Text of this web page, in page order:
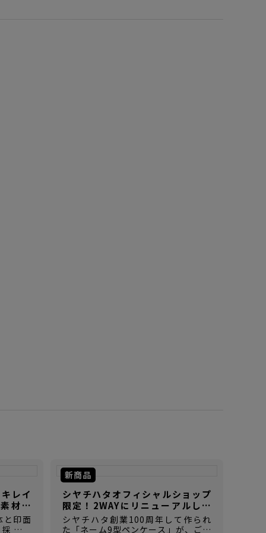
レイ
材の
と印面
用し
新商品
シヤチハタオフィシャルショップ
限定！2WAYにリニューアルした
【ネーム9型ペンケース】
シヤチハタ創業100周年して作られ
た「ネーム9型ペンケース」が、ご好